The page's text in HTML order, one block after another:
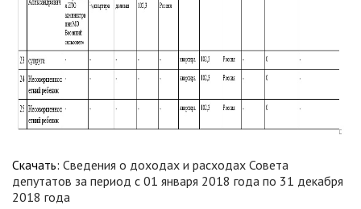
Скачать: Сведения о доходах и расходах Совета
депутатов за период с 01 января 2018 года по 31 декабря
2018 года